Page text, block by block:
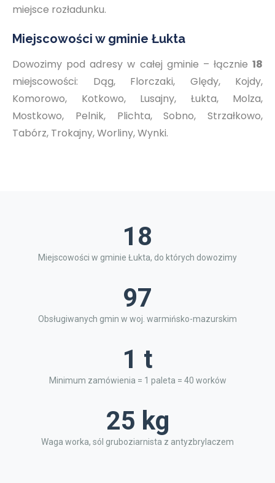
miejsce rozładunku.
Miejscowości w gminie Łukta
Dowozimy pod adresy w całej gminie – łącznie 18
miejscowości: Dąg, Florczaki, Ględy, Kojdy,
Komorowo, Kotkowo, Lusajny, Łukta, Molza,
Mostkowo, Pelnik, Plichta, Sobno, Strzałkowo,
Tabórz, Trokajny, Worliny, Wynki.
18
Miejscowości w gminie Łukta, do których dowozimy
97
Obsługiwanych gmin w woj. warmińsko-mazurskim
1 t
Minimum zamówienia = 1 paleta = 40 worków
25 kg
Waga worka, sól gruboziarnista z antyzbrylaczem